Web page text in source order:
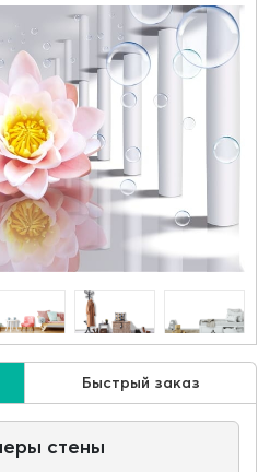
Быстрый заказ
стены